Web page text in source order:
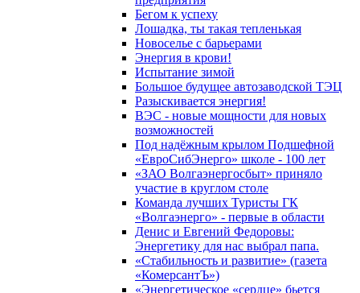
Бегом к успеху
Лошадка, ты такая тепленькая
Новоселье с барьерами
Энергия в крови!
Испытание зимой
Большое будущее автозаводской ТЭЦ
Разыскивается энергия!
ВЭС - новые мощности для новых
возможностей
Под надёжным крылом Подшефной
«ЕвроСибЭнерго» школе - 100 лет
«ЗАО Волгаэнергосбыт» приняло
участие в круглом столе
Команда лучших Туристы ГК
«Волгаэнерго» - первые в области
Денис и Евгений Федоровы:
Энергетику для нас выбрал папа.
«Стабильность и развитие» (газета
«КомерсантЪ»)
«Энергетическое «сердце» бьется